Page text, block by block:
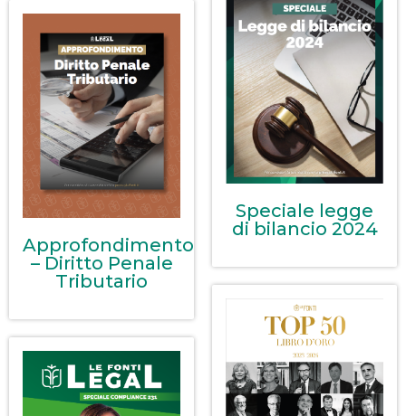
Speciale legge
di bilancio 2024
Approfondimento
– Diritto Penale
Tributario